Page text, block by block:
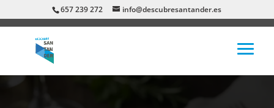
657 239 272 info@descubresantander.es